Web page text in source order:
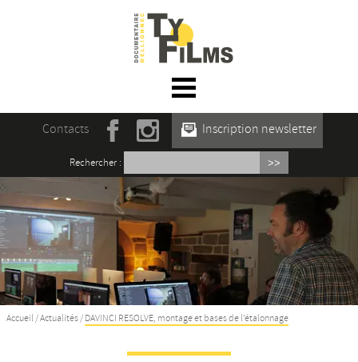
☰ Menu
Accueil
Actualités
L’association
Rencontres du film documentaire de
Mellionnec
Projections
Se former
Contacts Inscription newsletter
Rechercher :
Accueil /Actualités / DAVINCI RESOLVE, montage et bases de l’étalonnage